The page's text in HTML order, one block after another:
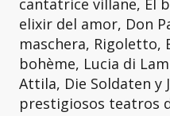
cantatrice villane, El
elixir del amor, Don
maschera, Rigoletto,
bohème, Lucia di
Attila, Die Soldaten y
prestigiosos teatros